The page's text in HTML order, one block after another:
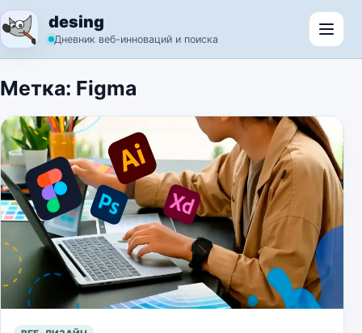
Перейти к содержимому
desing
Дневник веб-инноваций и поиска
Метка: Figma